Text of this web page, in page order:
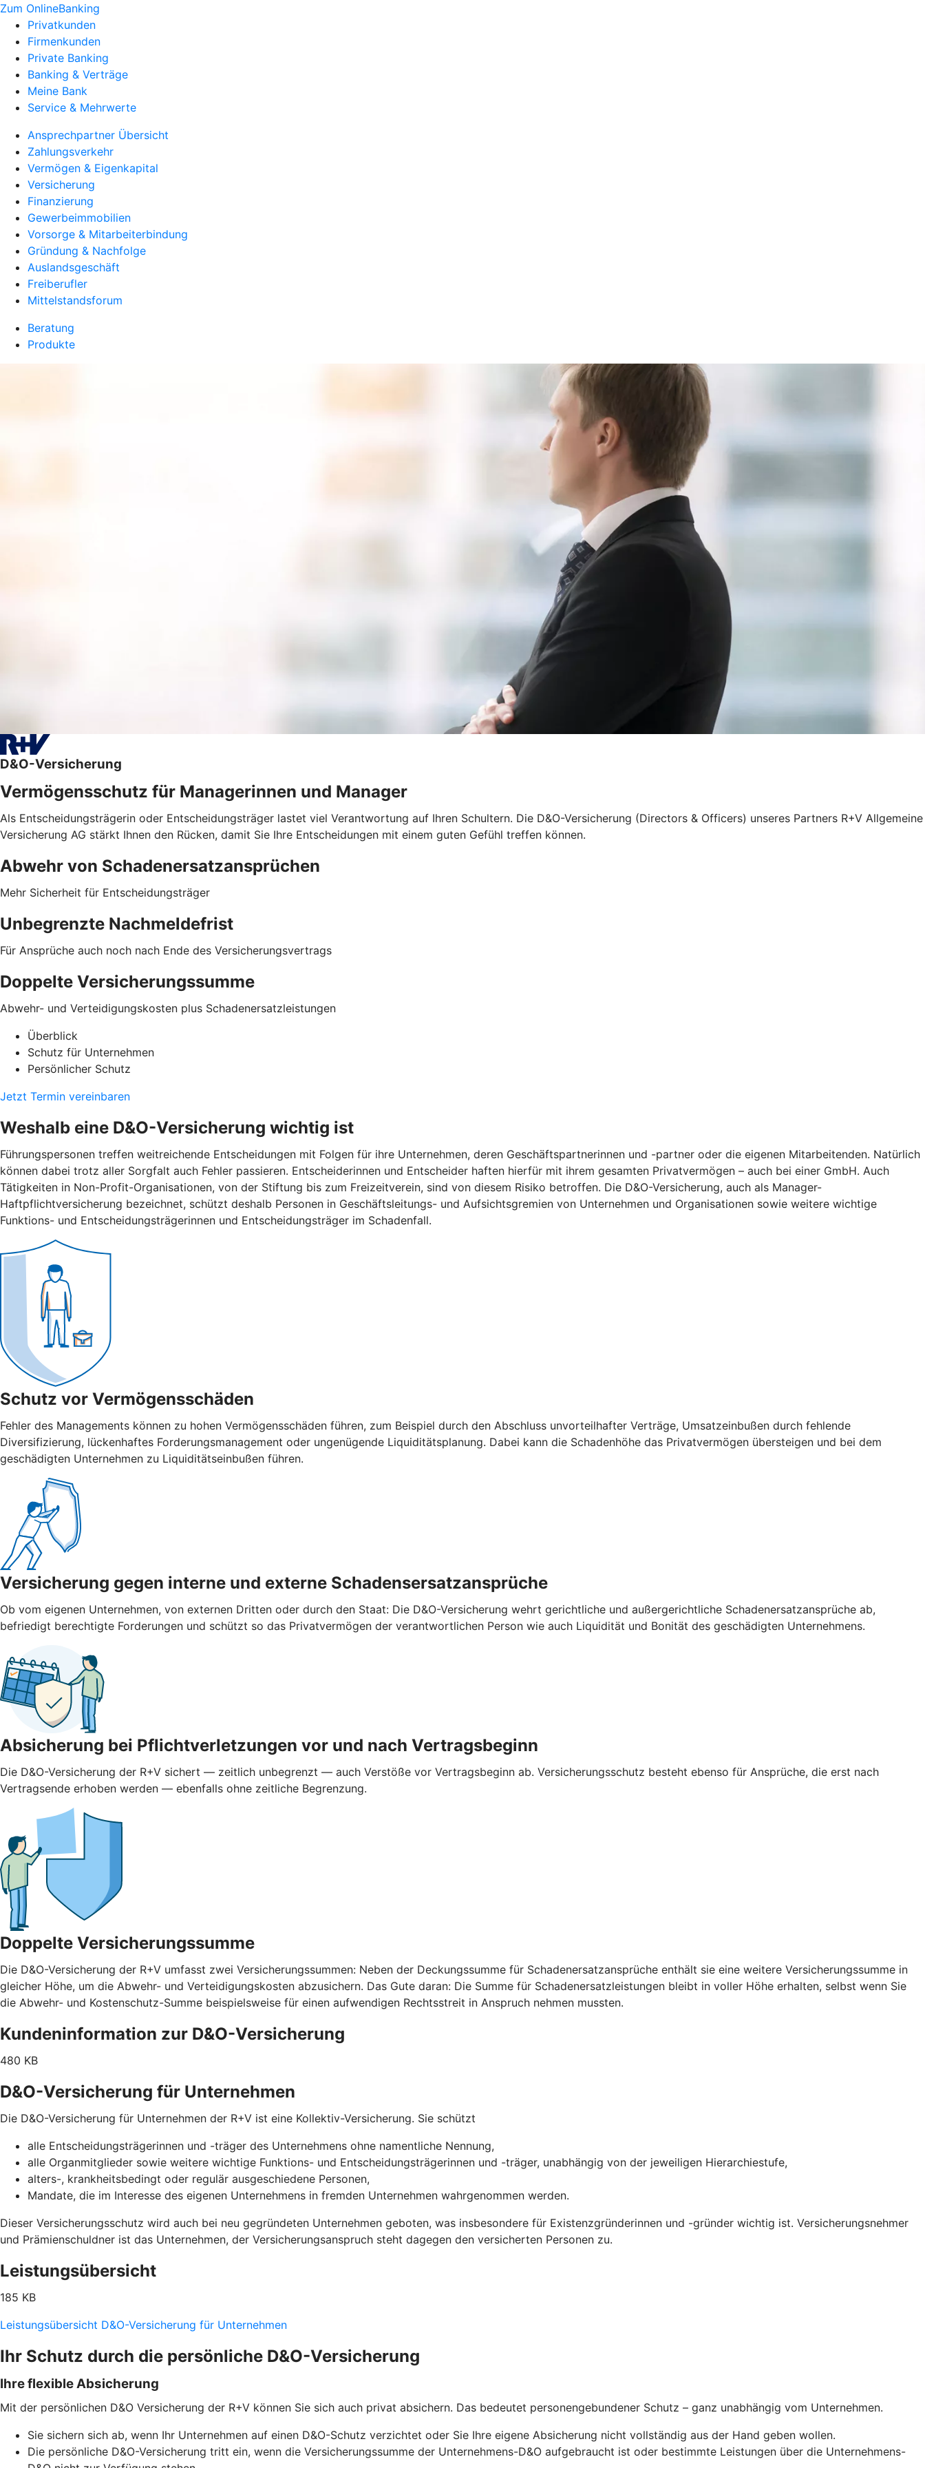
Zum OnlineBanking
Privatkunden
Firmenkunden
Private Banking
Banking & Verträge
Meine Bank
Service & Mehrwerte
Ansprechpartner Übersicht
Zahlungsverkehr
Vermögen & Eigenkapital
Versicherung
Finanzierung
Gewerbeimmobilien
Vorsorge & Mitarbeiterbindung
Gründung & Nachfolge
Auslandsgeschäft
Freiberufler
Mittelstandsforum
Beratung
Produkte
D&O-Versicherung
Vermögensschutz für Managerinnen und Manager
Als Entscheidungsträgerin oder Entscheidungsträger lastet viel Verantwortung auf Ihren Schultern. Die D&O-Versicherung (Directors & Officers) unseres Partners R+V Allgemeine
Versicherung AG stärkt Ihnen den Rücken, damit Sie Ihre Entscheidungen mit einem guten Gefühl treffen können.
Abwehr von ­Schadenersatzansprüchen
Mehr Sicherheit für Entscheidungsträger
Unbegrenzte Nachmeldefrist
Für Ansprüche auch noch nach Ende des Versicherungsvertrags
Doppelte Versicherungssumme
Abwehr- und Verteidigungskosten plus Schadenersatzleistungen
Überblick
Schutz für Unternehmen
Persönlicher Schutz
Jetzt Termin vereinbaren
Weshalb eine D&O-Versicherung wichtig ist
Führungspersonen treffen weitreichende Entscheidungen mit Folgen für ihre Unternehmen, deren Geschäftspartnerinnen und -partner oder die eigenen Mitarbeitenden. Natürlich
können dabei trotz aller Sorgfalt auch Fehler passieren. Entscheiderinnen und Entscheider haften hierfür mit ihrem gesamten Privatvermögen – auch bei einer GmbH. Auch
Tätigkeiten in Non-Profit-Organisationen, von der Stiftung bis zum Freizeitverein, sind von diesem Risiko betroffen. Die D&O-Versicherung, auch als Manager-
Haftpflichtversicherung bezeichnet, schützt deshalb Personen in Geschäftsleitungs- und Aufsichtsgremien von Unternehmen und Organisationen sowie weitere wichtige
Funktions- und Entscheidungsträgerinnen und Entscheidungsträger im Schadenfall.
Schutz vor Vermögensschäden
Fehler des Managements können zu hohen Vermögensschäden führen, zum Beispiel durch den Abschluss unvorteilhafter Verträge, Umsatzeinbußen durch fehlende
Diversifizierung, lückenhaftes Forderungsmanagement oder ungenügende Liquiditätsplanung. Dabei kann die Schadenhöhe das Privatvermögen übersteigen und bei dem
geschädigten Unternehmen zu Liquiditätseinbußen führen.
Versicherung gegen interne und ­externe ­Schadensersatzansprüche
Ob vom eigenen Unternehmen, von externen Dritten oder durch den Staat: Die D&O-Versicherung wehrt gerichtliche und außergerichtliche Schadenersatzansprüche ab,
befriedigt berechtigte Forderungen und schützt so das Privatvermögen der verantwortlichen Person wie auch Liquidität und Bonität des geschädigten Unternehmens.
Absicherung bei Pflichtverletzungen vor und nach ­Vertragsbeginn
Die D&O-Versicherung der R+V sichert — zeitlich unbegrenzt — auch Verstöße vor Vertragsbeginn ab. Versicherungsschutz besteht ebenso für Ansprüche, die erst nach
Vertragsende erhoben werden — ebenfalls ohne zeitliche Begrenzung.
Doppelte Versicherungssumme
Die D&O-Versicherung der R+V umfasst zwei Versicherungssummen: Neben der Deckungssumme für Schadenersatzansprüche enthält sie eine weitere Versicherungssumme in
gleicher Höhe, um die Abwehr- und Verteidigungskosten abzusichern. Das Gute daran: Die Summe für Schadenersatzleistungen bleibt in voller Höhe erhalten, selbst wenn Sie
die Abwehr- und Kostenschutz-Summe beispielsweise für einen aufwendigen Rechtsstreit in Anspruch nehmen mussten.
Kundeninformation zur D&O-Versicherung
480 KB
D&O-Versicherung für Unternehmen
Die D&O-Versicherung für Unternehmen der R+V ist eine Kollektiv-Versicherung. Sie schützt
alle Entscheidungsträgerinnen und -träger des Unternehmens ohne namentliche Nennung,
alle Organmitglieder sowie weitere wichtige Funktions- und Entscheidungsträgerinnen und -träger, unabhängig von der jeweiligen Hierarchiestufe,
alters-, krankheitsbedingt oder regulär ausgeschiedene Personen,
Mandate, die im Interesse des eigenen Unternehmens in fremden Unternehmen wahrgenommen werden.
Dieser Versicherungsschutz wird auch bei neu gegründeten Unternehmen geboten, was insbesondere für Existenzgründerinnen und -gründer wichtig ist. Versicherungsnehmer
und Prämienschuldner ist das Unternehmen, der Versicherungsanspruch steht dagegen den versicherten Personen zu.
Leistungsübersicht
185 KB
Leistungsübersicht D&O-Versicherung für Unternehmen
Ihr Schutz durch die persönliche D&O-Versicherung
Ihre flexible Absicherung
Mit der persönlichen D&O Versicherung der R+V können Sie sich auch privat absichern. Das bedeutet personengebundener Schutz – ganz unabhängig vom Unternehmen.
Sie sichern sich ab, wenn Ihr Unternehmen auf einen D&O-Schutz verzichtet oder Sie Ihre eigene Absicherung nicht vollständig aus der Hand geben wollen.
Die persönliche D&O-Versicherung tritt ein, wenn die Versicherungssumme der Unternehmens-D&O aufgebraucht ist oder bestimmte Leistungen über die Unternehmens-